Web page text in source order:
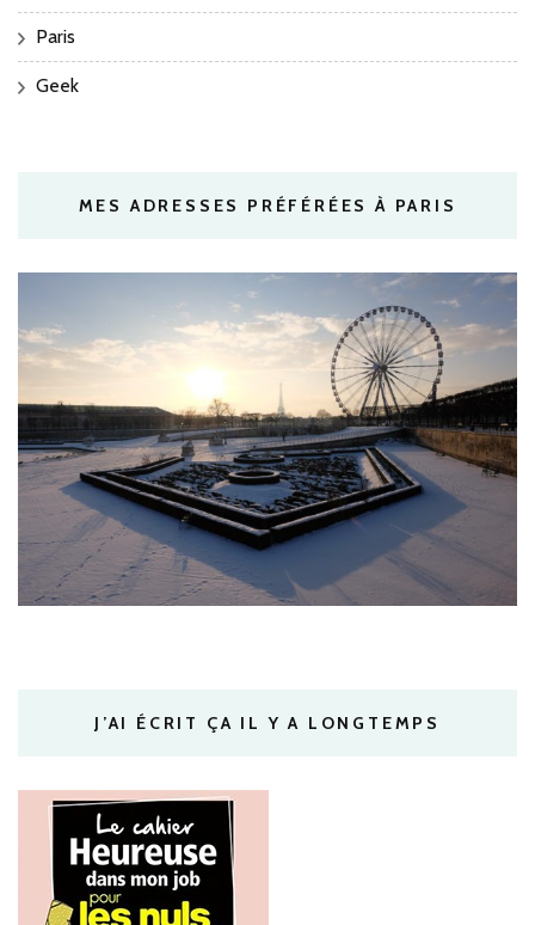
Paris
Geek
MES ADRESSES PRÉFÉRÉES À PARIS
J’AI ÉCRIT ÇA IL Y A LONGTEMPS